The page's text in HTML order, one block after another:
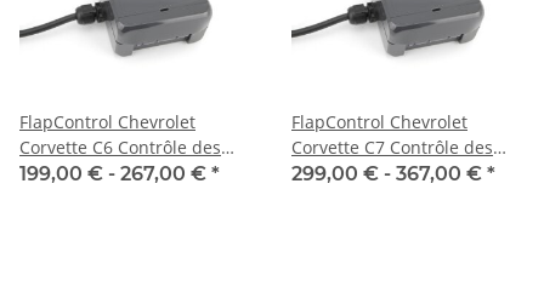
FlapControl Chevrolet
Corvette C6 Contrôle des
clapets d'échappement
199,00 € - 267,00 € *
FlapControl Chevrolet
Corvette C7 Contrôle des
clapets d'échappement
299,00 € - 367,00 € *